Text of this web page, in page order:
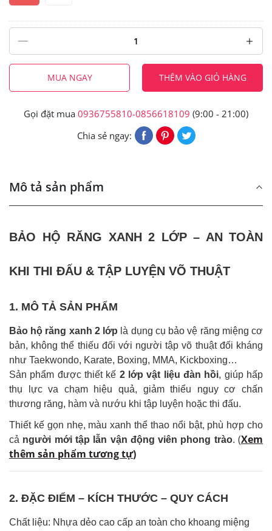
MUA NGAY THÊM VÀO GIỎ HÀNG
Gọi đặt mua 0936755810-0856618109 (9:00 - 21:00)
Chia sẻ ngay:
Mô tả sản phẩm
BẢO HỘ RĂNG XANH 2 LỚP – AN TOÀN
KHI THI ĐẤU & TẬP LUYỆN VÕ THUẬT
1. MÔ TẢ SẢN PHẨM
Bảo hộ răng xanh 2 lớp là dụng cụ bảo vệ răng miệng cơ
bản, không thể thiếu đối với người tập võ thuật đối kháng
như Taekwondo, Karate, Boxing, MMA, Kickboxing…
Sản phẩm được thiết kế 2 lớp vật liệu đàn hồi, giúp hấp
thụ lực va chạm hiệu quả, giảm thiểu nguy cơ chấn
thương răng, hàm và nướu khi tập luyện hoặc thi đấu.
Thiết kế gọn nhẹ, màu xanh thể thao nổi bật, phù hợp cho
cả người mới tập lẫn vận động viên phong trào.(Xem
thêm sản phẩm tương tự)
2. ĐẶC ĐIỂM – KÍCH THƯỚC – QUY CÁCH
Chất liệu: Nhựa dẻo cao cấp an toàn cho khoang miệng